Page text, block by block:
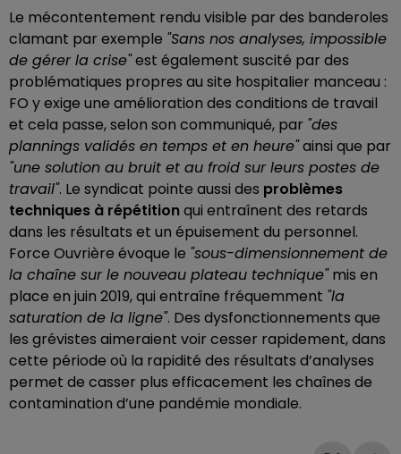
Le mécontentement rendu visible par des banderoles
clamant par exemple "Sans nos analyses, impossible
de gérer la crise"est également suscité par des
problématiques propres au site hospitalier manceau :
FO y exige une amélioration des conditions de travail
et cela passe, selon son communiqué, par "des
plannings validés en temps et en heure"ainsi que par
"une solution au bruit et au froid sur leurs postes de
travail". Le syndicat pointe aussi des problèmes
techniques à répétitionqui entraînent des retards
dans les résultats et un épuisement du personnel.
Force Ouvrière évoque le "sous-dimensionnement de
la chaîne sur le nouveau plateau technique"mis en
place en juin 2019, qui entraîne fréquemment "la
saturation de la ligne". Des dysfonctionnements que
les grévistes aimeraient voir cesser rapidement, dans
cette période où la rapidité des résultats d’analyses
permet de casser plus efficacement les chaînes de
contamination d’une pandémie mondiale.